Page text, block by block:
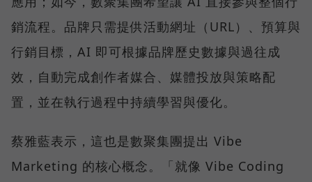
銷流程。品牌只需提供活動網址（URL）、預算與
行銷目標，AI 即可根據品牌歷史數據與過往成
效，自動完成創作者媒合、媒體投放與策略配
置，並在執行過程中持續學習與優化。
蔡雅藍表示，這也是數聚集團提出 Vibe
Marketing 的核心概念。「就像 Vibe Coding